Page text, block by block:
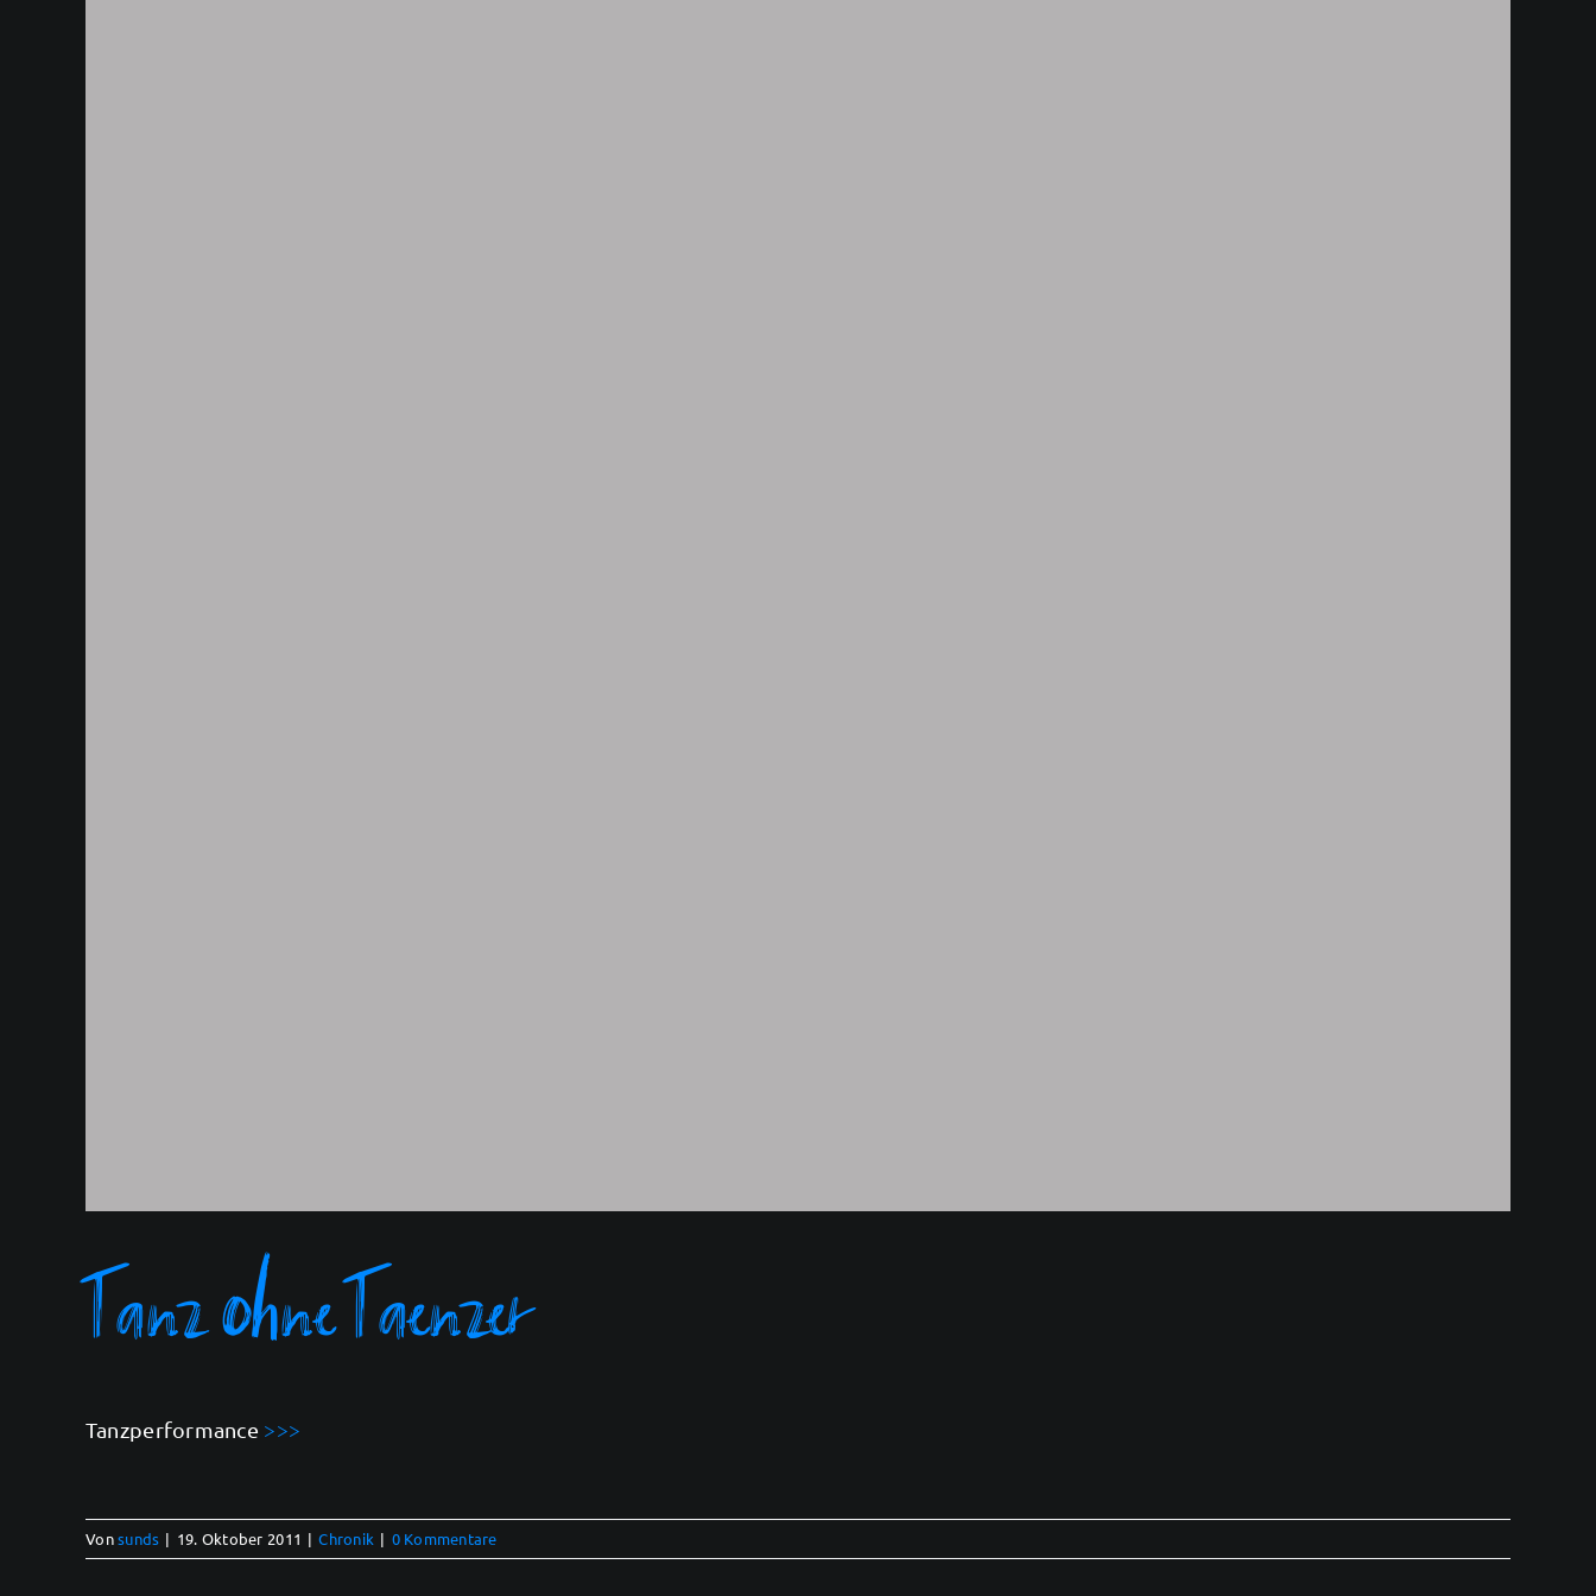
Tanz ohne Taenzer
Tanzperformance >>>
Vonsunds | 19. Oktober 2011 | Chronik | 0 Kommentare